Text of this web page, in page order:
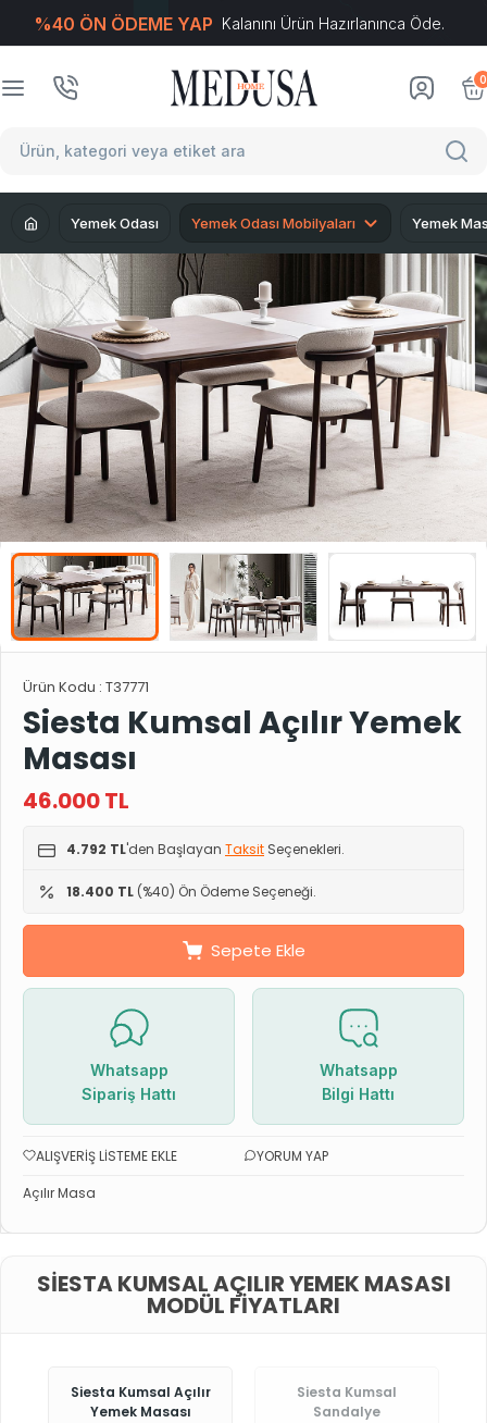
%40 ÖN ÖDEME YAP Kalanını Ürün Hazırlanınca Öde.
0
Yemek Odası Yemek Odası Mobilyaları Yemek
Ürün Kodu : T37771
Siesta Kumsal Açılır Yemek
Masası
46.000TL
4.792 TL'den Başlayan Taksit Seçenekleri.
18.400 TL (%40) Ön Ödeme Seçeneği.
Sepete Ekle
Whatsapp
Sipariş Hattı
Whatsapp
Bilgi Hattı
ALIŞVERIŞ LISTEME EKLE
YORUM YAP
Açılır Masa
SIESTA KUMSAL AÇILIR YEMEK MASASI
MODÜL FIYATLARI
Siesta Kumsal Açılır
Yemek Masası
Siesta Kumsal
Sandalye
T-Soft E-Ticaret Sistemleriyle Hazırlanmıştır.